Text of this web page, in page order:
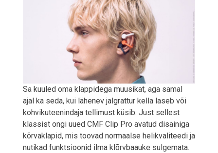
Sa kuuled oma klappidega muusikat, aga samal
ajal ka seda, kui lähenev jalgrattur kella laseb või
kohvikuteenindaja tellimust küsib. Just sellest
klassist ongi uued CMF Clip Pro avatud disainiga
kõrvaklapid, mis toovad normaalse helikvaliteedi ja
nutikad funktsioonid ilma klõrvbaauke sulgemata.